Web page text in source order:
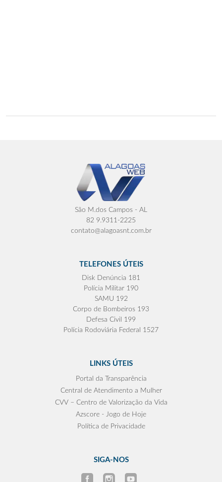
São M.dos Campos - AL
82 9.9311-2225
contato@alagoasnt.com.br
TELEFONES ÚTEIS
Disk Denúncia 181
Polícia Militar 190
SAMU 192
Corpo de Bombeiros 193
Defesa Civil 199
Polícia Rodoviária Federal 1527
LINKS ÚTEIS
Portal da Transparência
Central de Atendimento a Mulher
CVV – Centro de Valorização da Vida
Azscore - Jogo de Hoje
Política de Privacidade
SIGA-NOS